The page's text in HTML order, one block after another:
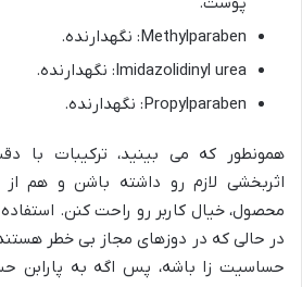
Methylparaben: نگهدارنده.
Imidazolidinyl urea: نگهدارنده.
Propylparaben: نگهدارنده.
همونطور که می بینید، ترکیبات با
اثربخشی لازم رو داشته باشن و هم از
محصول، خیال کاربر رو راحت کنن. استفاده
در حالی که در دوزهای مجاز بی خطر
حساسیت زا باشه، پس اگه به پارابن